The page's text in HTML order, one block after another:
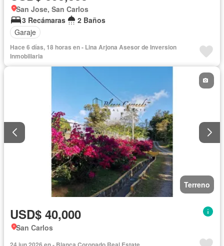
San Jose, San Carlos
3 Recámaras
2 Baños
Garaje
Hace 6 días, 18 horas en - Lina Arjona Asesor de Inversion
Inmobiliaria
Terreno
USD$ 40,000
San Carlos